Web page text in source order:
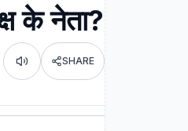
के नेता?
Listen SHARE